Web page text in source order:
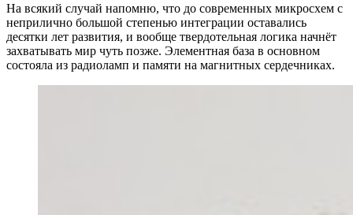
На всякий случай напомню, что до современных микросхем с
неприлично большой степенью интеграции оставались
десятки лет развития, и вообще твердотельная логика начнёт
захватывать мир чуть позже. Элементная база в основном
состояла из радиоламп и памяти на магнитных сердечниках.